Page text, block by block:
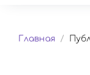
Главная /